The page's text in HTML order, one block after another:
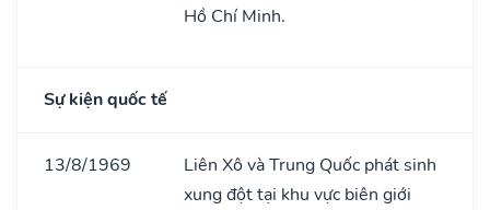
Hồ Chí Minh.
Sự kiện quốc tế
13/8/1969
Liên Xô và Trung Quốc phát sinh
xung đột tại khu vực biên giới